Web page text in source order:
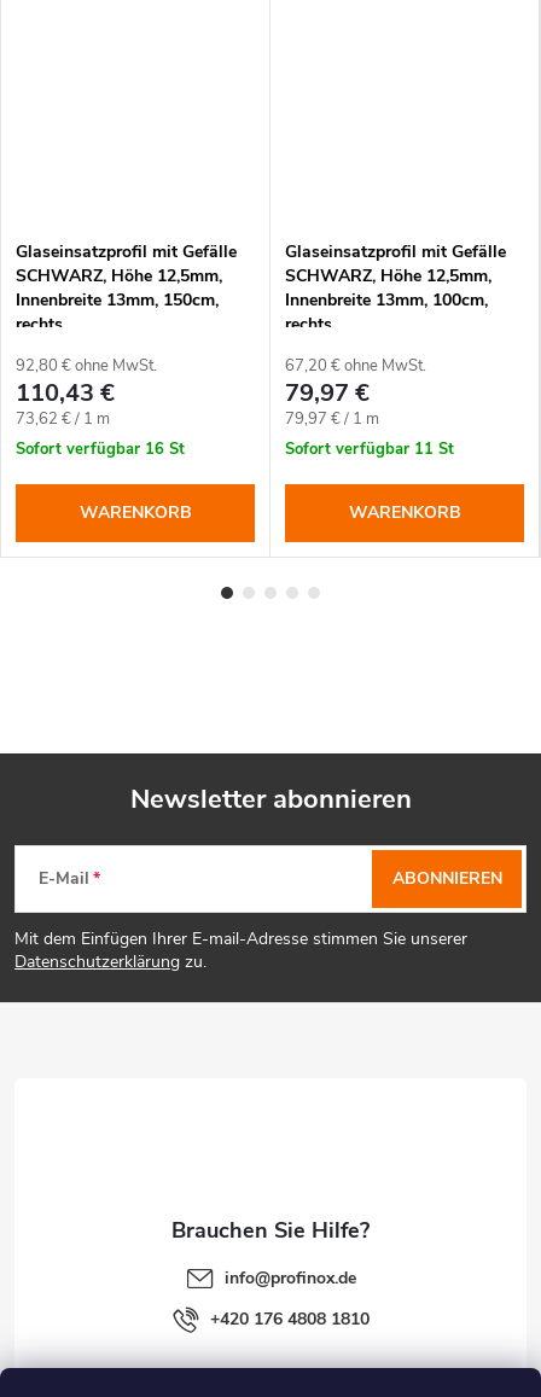
Glaseinsatzprofil mit Gefälle
SCHWARZ, Höhe 12,5mm,
Innenbreite 13mm, 150cm,
rechts
92,80 € ohne MwSt.
110,43 €
Verkaufspreis:
73,62 € / 1 m
Sofort verfügbar 16 St
WARENKORB
Glaseinsatzprofil mit Gefälle
SCHWARZ, Höhe 12,5mm,
Innenbreite 13mm, 100cm,
rechts
67,20 € ohne MwSt.
79,97 €
Verkaufspreis:
79,97 € / 1 m
Sofort verfügbar 11 St
WARENKORB
F
u
ß
Newsletter abonnieren
E-Mail
Mit dem Einfügen Ihrer E-mail-Adresse stimmen Sie unserer
Datenschutzerklärung zu.
ABONNIEREN
info@profinox.de
+420 176 4808 1810